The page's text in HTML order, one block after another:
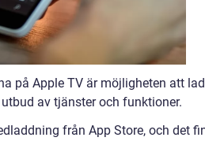
på Apple TV är möjligheten att
av tjänster och funktioner.
från App Store, och det